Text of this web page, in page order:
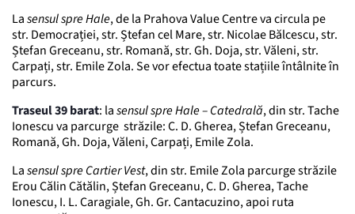
Lasensul spre Hale, de la Prahova Value Centre va circula pe
str. Democrației, str. Ștefan cel Mare, str. Nicolae Bălcescu, str.
Ștefan Greceanu, str. Romană, str. Gh. Doja, str. Văleni, str.
Carpați, str. Emile Zola. Se vor efectua toate stațiile întâlnite în
parcurs.
Traseul 39 barat: lasensul spre Hale – Catedrală, din str. Tache
Ionescu va parcurge străzile: C. D. Gherea, Ștefan Greceanu,
Romană, Gh. Doja, Văleni, Carpați, Emile Zola.
Lasensul spre Cartier Vest, din str. Emile Zola parcurge străzile
Erou Călin Cătălin, Ștefan Greceanu, C. D. Gherea, Tache
Ionescu, I. L. Caragiale, Gh. Gr. Cantacuzino, apoi ruta